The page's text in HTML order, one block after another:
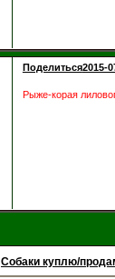
Поделиться2015-
Рыже-корая
Собаки куплю/